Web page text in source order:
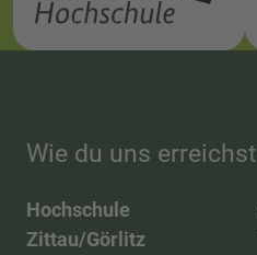
Wie du uns erreichst
Hochschule
Zittau/Görlitz